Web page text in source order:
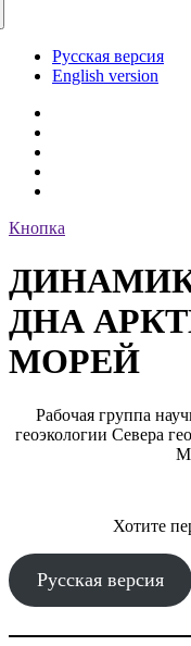
Русская версия
English version
Кнопка
ДНА
МОРЕЙ
Рабочая группа
геоэкологии Севера
Хотите
Русская версия